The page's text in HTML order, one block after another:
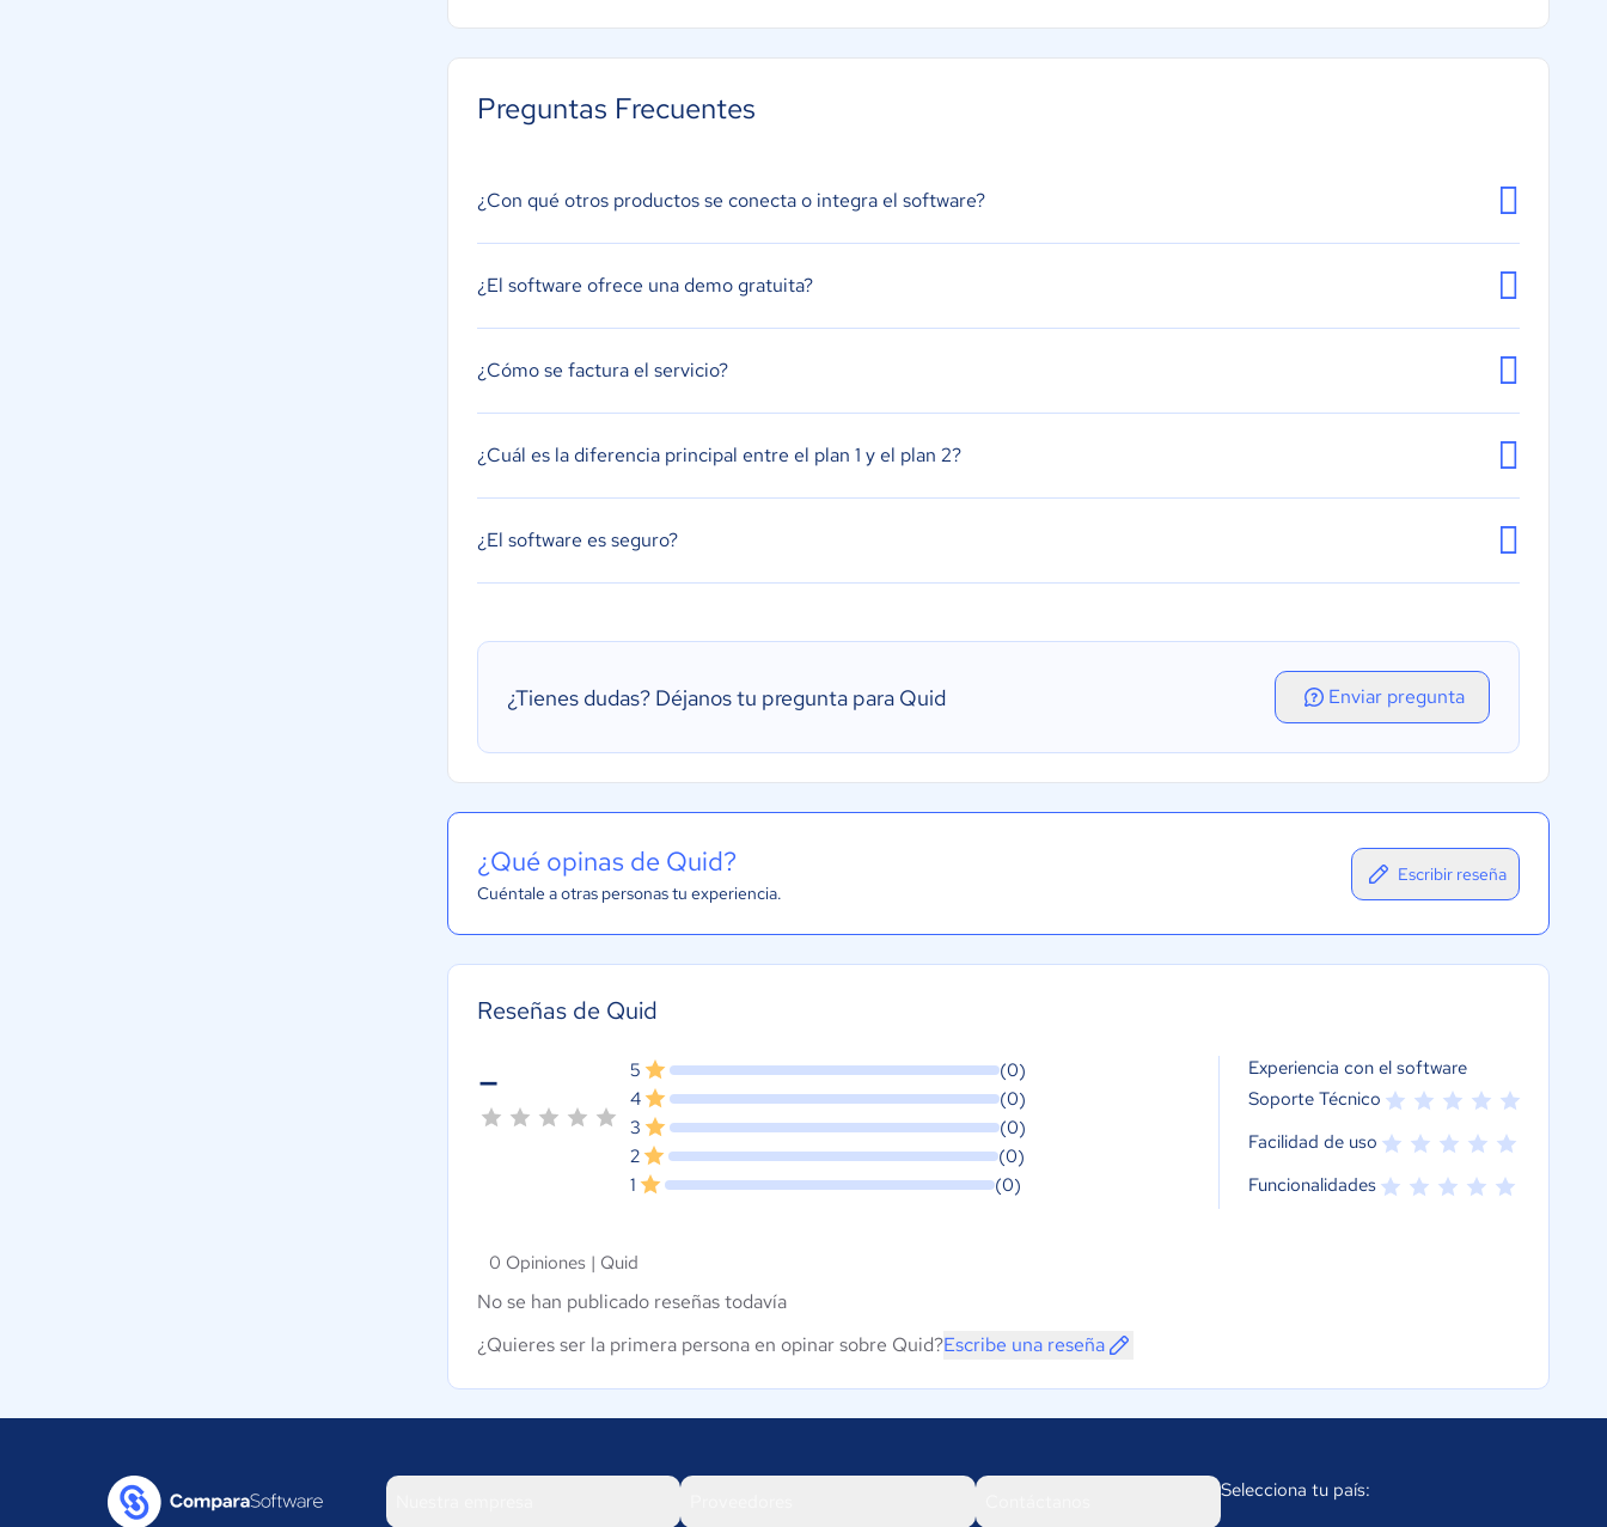
Preguntas Frecuentes
¿Con qué otros productos se conecta o integra el software?
¿El software ofrece una demo gratuita?
¿Cómo se factura el servicio?
¿Cuál es la diferencia principal entre el plan 1 y el plan 2?
¿El software es seguro?
¿Tienes dudas? Déjanos tu pregunta para Quid Enviar pregunta
¿Qué opinas de Quid?
Cuéntale a otras personas tu experiencia.
Escribir reseña
Reseñas de Quid
- 5
(0)
4
(0)
3
(0)
2
(0)
1
(0)
Experiencia con el software
Soporte Técnico
Facilidad de uso
Funcionalidades
0 Opiniones | Quid
No se han publicado reseñas todavía
¿Quieres ser la primera persona en opinar sobre Quid?Escribe una reseña
Selecciona tu país: